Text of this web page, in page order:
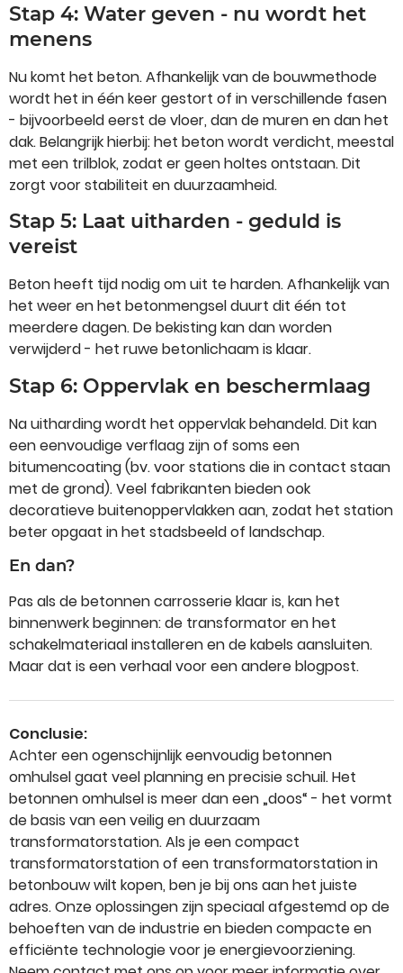
Stap 4: Water geven - nu wordt het
menens
Nu komt het beton. Afhankelijk van de bouwmethode
wordt het in één keer gestort of in verschillende fasen
- bijvoorbeeld eerst de vloer, dan de muren en dan het
dak. Belangrijk hierbij: het beton wordt verdicht, meestal
met een trilblok, zodat er geen holtes ontstaan. Dit
zorgt voor stabiliteit en duurzaamheid.
Stap 5: Laat uitharden - geduld is
vereist
Beton heeft tijd nodig om uit te harden. Afhankelijk van
het weer en het betonmengsel duurt dit één tot
meerdere dagen. De bekisting kan dan worden
verwijderd - het ruwe betonlichaam is klaar.
Stap 6: Oppervlak en beschermlaag
Na uitharding wordt het oppervlak behandeld. Dit kan
een eenvoudige verflaag zijn of soms een
bitumencoating (bv. voor stations die in contact staan
met de grond). Veel fabrikanten bieden ook
decoratieve buitenoppervlakken aan, zodat het station
beter opgaat in het stadsbeeld of landschap.
En dan?
Pas als de betonnen carrosserie klaar is, kan het
binnenwerk beginnen: de transformator en het
schakelmateriaal installeren en de kabels aansluiten.
Maar dat is een verhaal voor een andere blogpost.
Conclusie:
Achter een ogenschijnlijk eenvoudig betonnen
omhulsel gaat veel planning en precisie schuil. Het
betonnen omhulsel is meer dan een „doos“ - het vormt
de basis van een veilig en duurzaam
transformatorstation. Als je een compact
transformatorstation of een transformatorstation in
betonbouw wilt kopen, ben je bij ons aan het juiste
adres. Onze oplossingen zijn speciaal afgestemd op de
behoeften van de industrie en bieden compacte en
efficiënte technologie voor je energievoorziening.